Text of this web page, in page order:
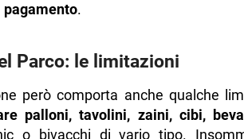
.
Parco: le limitazioni
però comporta anche qualche
palloni, tavolini, zaini, cibi,
o bivacchi di vario tipo.